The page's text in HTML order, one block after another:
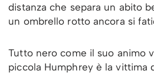
distanza che separa un abito
un ombrello rotto ancora si
Tutto nero come il suo animo
piccola Humphrey è la vittima